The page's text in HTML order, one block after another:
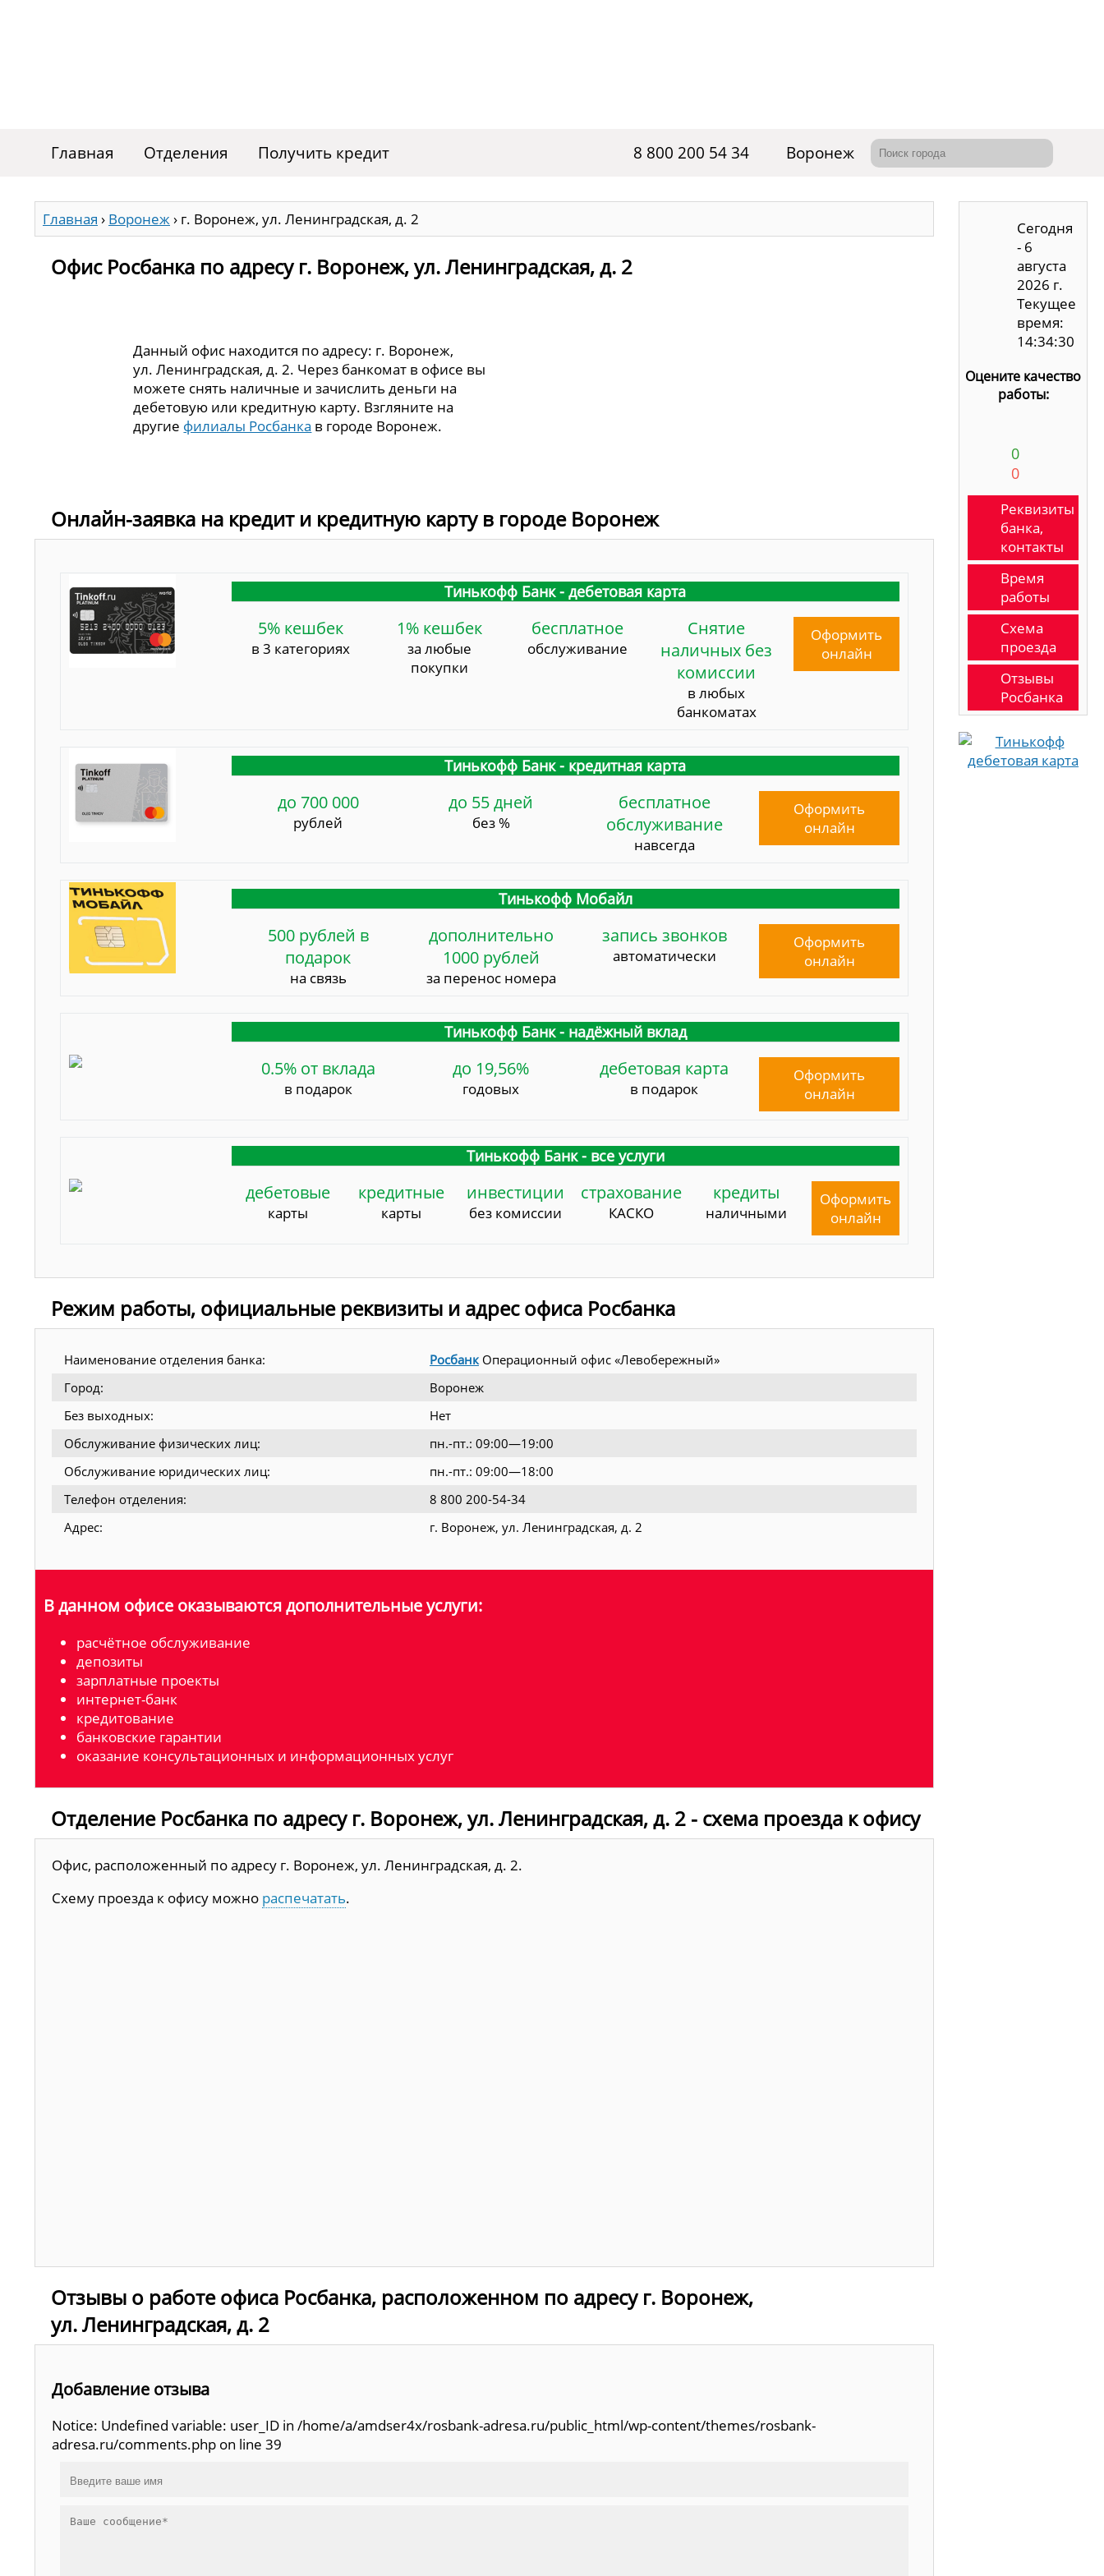
Главная Отделения Получить кредит 8 800 200 54 34 Воронеж
Главная › Воронеж› г. Воронеж, ул. Ленинградская, д. 2
Офис Росбанка по адресу г. Воронеж, ул. Ленинградская, д. 2
Данный офис находится по адресу: г. Воронеж,
ул. Ленинградская, д. 2. Через банкомат в офисе вы
можете снять наличные и зачислить деньги на
дебетовую или кредитную карту. Взгляните на
другие филиалы Росбанка в городе Воронеж.
Онлайн-заявка на кредит и кредитную карту в городе Воронеж
Тинькофф Банк - дебетовая карта
5% кешбек
в 3 категориях
1% кешбек
за любые
покупки
бесплатное
обслуживание
Снятие
наличных без
комиссии
в любых
банкоматах
Оформить
онлайн
Тинькофф Банк - кредитная карта
до 700 000
рублей
до 55 дней
без %
бесплатное
обслуживание
навсегда
Оформить
онлайн
Тинькофф Мобайл
500 рублей в
подарок
на связь
дополнительно
1000 рублей
за перенос номера
запись звонков
автоматически
Оформить
онлайн
Тинькофф Банк - надёжный вклад
0.5% от вклада
в подарок
до 19,56%
годовых
дебетовая карта
в подарок
Оформить
онлайн
Тинькофф Банк - все услуги
дебетовые
карты
кредитные
карты
инвестиции
без комиссии
страхование
КАСКО
кредиты
наличными
Оформить
онлайн
Режим работы, официальные реквизиты и адрес офиса Росбанка
Наименование отделения банка: РосбанкОперационный офис «Левобережный»
Город:
Воронеж
Без выходных:
Нет
Обслуживание физических лиц:
пн.-пт.: 09:00—19:00
Обслуживание юридических лиц:
пн.-пт.: 09:00—18:00
Телефон отделения:
8 800 200-54-34
Адрес:
г. Воронеж, ул. Ленинградская, д. 2
В данном офисе оказываются дополнительные услуги:
расчётное обслуживание
депозиты
зарплатные проекты
интернет-банк
кредитование
банковские гарантии
оказание консультационных и информационных услуг
Отделение Росбанка по адресу г. Воронеж, ул. Ленинградская, д. 2 - схема проезда к офису
Офис, расположенный по адресу г. Воронеж, ул. Ленинградская, д. 2.
Схему проезда к офису можно распечатать.
Отзывы о работе офиса Росбанка, расположенном по адресу г. Воронеж,
ул. Ленинградская, д. 2
Добавление отзыва
Notice: Undefined variable: user_ID in /home/a/amdser4x/rosbank-adresa.ru/public_html/wp-content/themes/rosbank-
adresa.ru/comments.php on line 39
Сегодня
- 6
августа
2026 г.
Текущее
время:
14:34:31
Оцените качество
работы:
0
0
Реквизиты
банка,
контакты
Время
работы
Схема
проезда
Отзывы
Росбанка